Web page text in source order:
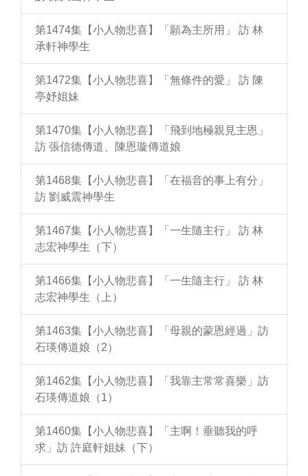
第1474集【小人物悲喜】「願為主所用」 訪 林
承軒神學生
第1472集【小人物悲喜】「無條件的愛」 訪 陳
亭妤姐妹
第1470集【小人物悲喜】「飛到地極親見主恩」
訪 張信德傳道、陳恩璇傳道娘
第1468集【小人物悲喜】「在福音的事上有分」
訪 劉威震神學生
第1467集【小人物悲喜】「一生隨主行」 訪 林
志宏神學生（下）
第1466集【小人物悲喜】「一生隨主行」 訪 林
志宏神學生（上）
第1463集【小人物悲喜】「母親的蒙恩經過」訪
石瑛傳道娘（2）
第1462集【小人物悲喜】「我靠主常常喜樂」訪
石瑛傳道娘（1）
第1460集【小人物悲喜】「主啊！垂聽我的呼
求」訪 許庭軒姐妹（下）